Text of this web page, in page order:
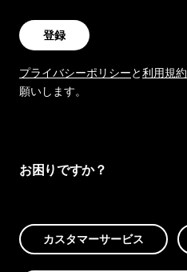
登録
プライバシーポリシーと利用規約
願いします。
お困りですか？
カスタマーサービス